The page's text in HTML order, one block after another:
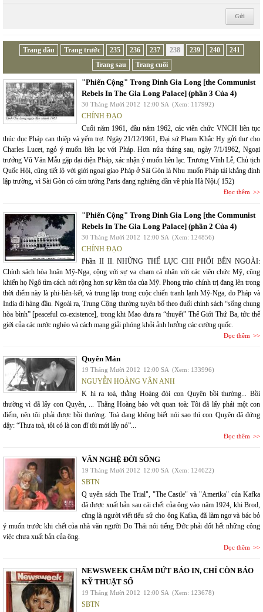
Trang đầu Trang trước 235 236 237 238 239 240
241
Trang sau
Trang cuối
"Phiến Cộng" Trong Dinh Gia Long [the Communist
Rebels In The Gia Long Palace] (phần 3 Của 4)
30 Tháng Mười 2012 12:00 SA (Xem: 117992)
CHÍNH ĐẠO
Cuối năm 1961, đầu năm 1962, các viên chức VNCH liên tục
thúc dục Pháp can thiệp và yểm trợ. Ngày 21/12/1961, Đại sứ Phạm Khắc Hy gửi thư cho
Charles Lucet, ngỏ ý muốn liên lạc với Pháp. Hơn nửa tháng sau, ngày 7/1/1962, Ngoại
trưởng Vũ Văn Mẫu gặp đại diện Pháp, xác nhận ý muốn liên lạc. Trương Vĩnh Lễ, Chủ tịch
Quốc Hội, cũng tiết lộ với giới ngoại giao Pháp ở Sài Gòn là Nhu muốn Pháp tái khẳng định
lập trường, vì Sài Gòn có cảm tưởng Paris đang nghiêng dần về phía Hà Nội.( 152)
Đọc thêm
"Phiến Cộng" Trong Dinh Gia Long [the Communist
Rebels In The Gia Long Palace] (phần 2 Của 4)
30 Tháng Mười 2012 12:00 SA (Xem: 124856)
CHÍNH ĐẠO
Phần II II. NHỮNG THẾ LỰC CHI PHỐI BÊN NGOÀI:
Chính sách hòa hoãn Mỹ-Nga, cộng với sự va chạm cá nhân với các viên chức Mỹ, cũng
khiến họ Ngô tìm cách nới rộng hơn sự kềm tỏa của Mỹ. Phong trào chính trị đang lên trong
thời điểm này là phi-liên-kết, và trung lập trong cuộc chiến tranh lạnh Mỹ-Nga, do Pháp và
India đi hàng đầu. Ngoài ra, Trung Cộng thường tuyên bố theo đuổi chính sách “sống chung
hòa bình” [peaceful co-existence], trong khi Mao đưa ra “thuyết” Thế Giới Thứ Ba, tức thế
giới của các nước nghèo và cách mạng giải phóng khỏi ảnh hưởng các cường quốc.
Đọc thêm
Quyên Mán
19 Tháng Mười 2012 12:00 SA (Xem: 133996)
NGUYỄN HOÀNG VÂN ANH
K hi ra toà, thằng Hoàng đòi con Quyên bồi thường... Bồi
thường vì đã lấy con Quyên, ... Thằng Hoàng bảo với quan toà: Tôi đã lấy phải một con
điếm, nên tôi phải được bồi thường. Toà đang không biết nói sao thì con Quyên đã đứng
dậy: “Thưa toà, tôi có là con đĩ tôi mới lấy nó”...
Đọc thêm
VĂN NGHỆ ĐỜI SỐNG
19 Tháng Mười 2012 12:00 SA (Xem: 124622)
SBTN
Q uyển sách The Trial", "The Castle" và "Amerika" của Kafka
đã được xuất bản sau cái chết của ông vào năm 1924, khi Brod,
cũng là người viết tiểu sử cho ông Kafka, đã làm ngơ và bác bỏ
ý muốn trước khi chết của nhà văn người Do Thái nói tiếng Đức phải đốt hết những công
việc chưa xuất bản của ông.
Đọc thêm
NEWSWEEK CHẤM DỨT BÁO IN, CHỈ CÒN BÁO
KỸ THUẬT SỐ
19 Tháng Mười 2012 12:00 SA (Xem: 123678)
SBTN